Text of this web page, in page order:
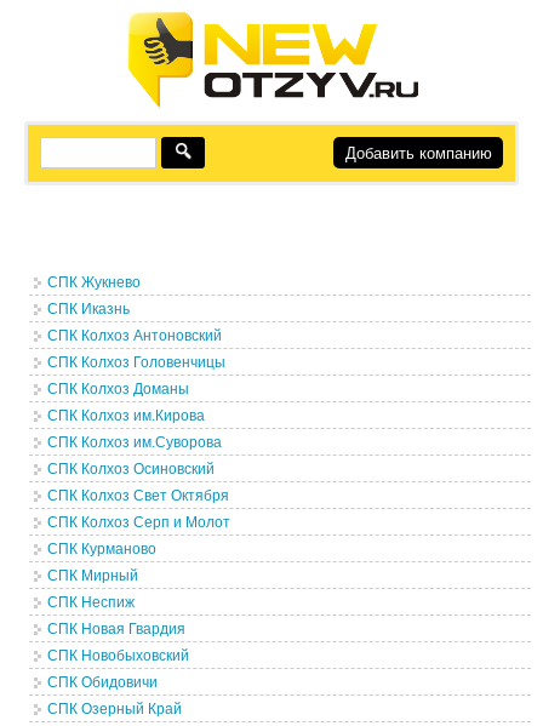
Добавить компанию
СПК Жукнево
СПК Иказнь
СПК Колхоз Антоновский
СПК Колхоз Головенчицы
СПК Колхоз Доманы
СПК Колхоз им.Кирова
СПК Колхоз им.Суворова
СПК Колхоз Осиновский
СПК Колхоз Свет Октября
СПК Колхоз Серп и Молот
СПК Курманово
СПК Мирный
СПК Неспиж
СПК Новая Гвардия
СПК Новобыховский
СПК Обидовичи
СПК Озерный Край